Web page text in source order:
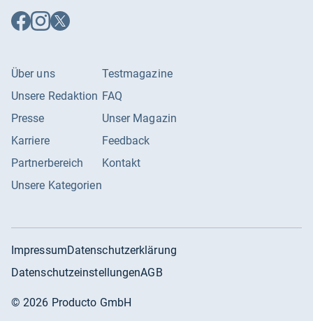
Auf
Facebook
Auf
Instagram
Auf
X
Über uns
Unsere Redaktion
Presse
Karriere
Partnerbereich
Unsere Kategorien
Testmagazine
FAQ
Unser Magazin
Feedback
Kontakt
ImpressumDatenschutzerklärung
DatenschutzeinstellungenAGB
©2026 Producto GmbH